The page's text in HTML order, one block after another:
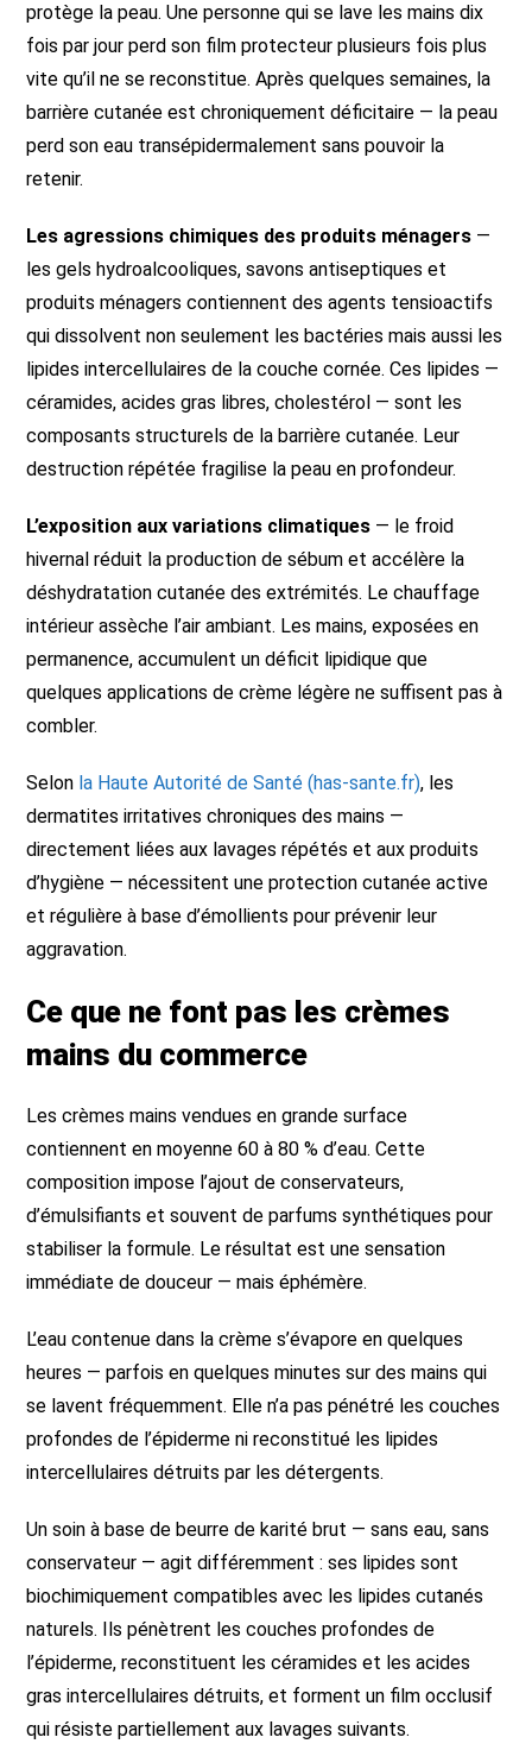
protège la peau. Une personne qui se lave les mains dix
fois par jour perd son film protecteur plusieurs fois plus
vite qu’il ne se reconstitue. Après quelques semaines, la
barrière cutanée est chroniquement déficitaire — la peau
perd son eau transépidermalement sans pouvoir la
retenir.
Les agressions chimiques des produits ménagers —
les gels hydroalcooliques, savons antiseptiques et
produits ménagers contiennent des agents tensioactifs
qui dissolvent non seulement les bactéries mais aussi les
lipides intercellulaires de la couche cornée. Ces lipides —
céramides, acides gras libres, cholestérol — sont les
composants structurels de la barrière cutanée. Leur
destruction répétée fragilise la peau en profondeur.
L’exposition aux variations climatiques — le froid
hivernal réduit la production de sébum et accélère la
déshydratation cutanée des extrémités. Le chauffage
intérieur assèche l’air ambiant. Les mains, exposées en
permanence, accumulent un déficit lipidique que
quelques applications de crème légère ne suffisent pas à
combler.
Selon la Haute Autorité de Santé (has-sante.fr), les
dermatites irritatives chroniques des mains —
directement liées aux lavages répétés et aux produits
d’hygiène — nécessitent une protection cutanée active
et régulière à base d’émollients pour prévenir leur
aggravation.
Ce que ne font pas les crèmes
mains du commerce
Les crèmes mains vendues en grande surface
contiennent en moyenne 60 à 80 % d’eau. Cette
composition impose l’ajout de conservateurs,
d’émulsifiants et souvent de parfums synthétiques pour
stabiliser la formule. Le résultat est une sensation
immédiate de douceur — mais éphémère.
L’eau contenue dans la crème s’évapore en quelques
heures — parfois en quelques minutes sur des mains qui
se lavent fréquemment. Elle n’a pas pénétré les couches
profondes de l’épiderme ni reconstitué les lipides
intercellulaires détruits par les détergents.
Un soin à base de beurre de karité brut — sans eau, sans
conservateur — agit différemment : ses lipides sont
biochimiquement compatibles avec les lipides cutanés
naturels. Ils pénètrent les couches profondes de
l’épiderme, reconstituent les céramides et les acides
gras intercellulaires détruits, et forment un film occlusif
qui résiste partiellement aux lavages suivants.